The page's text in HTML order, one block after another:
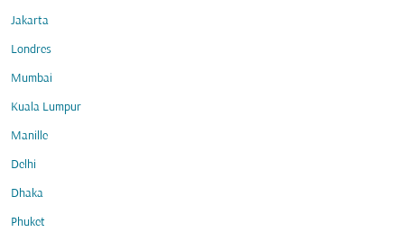
Jakarta
Londres
Mumbai
Kuala Lumpur
Manille
Delhi
Dhaka
Phuket